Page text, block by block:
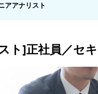
アアナリスト
ト]正社員／セ